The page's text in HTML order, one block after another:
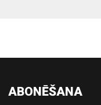
ABONĒŠANA